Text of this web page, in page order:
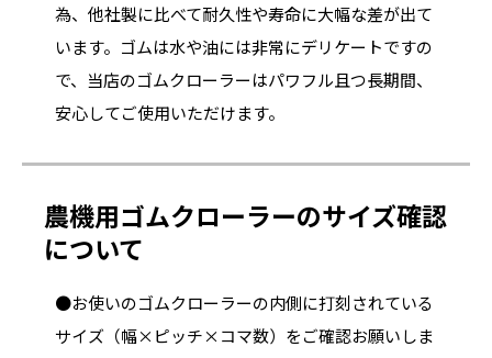
為、他社製に比べて耐久性や寿命に大幅な差が出て
います。ゴムは水や油には非常にデリケートですの
で、当店のゴムクローラーはパワフル且つ長期間、
安心してご使用いただけます。
農機用ゴムクローラーのサイズ確認
について
●お使いのゴムクローラーの内側に打刻されている
サイズ（幅×ピッチ×コマ数）をご確認お願いしま